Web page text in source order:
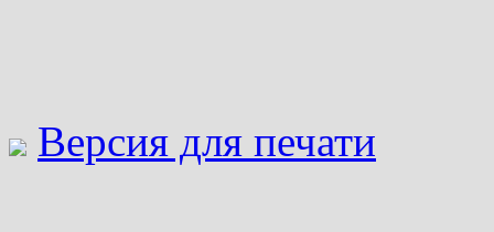
Версия для печати